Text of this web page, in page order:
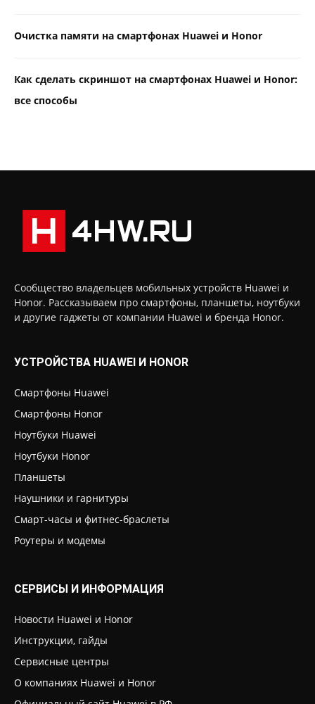
Очистка памяти на смартфонах Huawei и Honor
Как сделать скриншот на смартфонах Huawei и Honor:
все способы
Сообщество владельцев мобильных устройств Huawei и
Honor. Рассказываем про смартфоны, планшеты, ноутбуки
и другие гаджеты от компании Huawei и бренда Honor.
УСТРОЙСТВА HUAWEI И HONOR
Смартфоны Huawei
Смартфоны Honor
Ноутбуки Huawei
Ноутбуки Honor
Планшеты
Наушники и гарнитуры
Смарт-часы и фитнес-браслеты
Роутеры и модемы
СЕРВИСЫ И ИНФОРМАЦИЯ
Новости Huawei и Honor
Инструкции, гайды
Сервисные центры
О компаниях Huawei и Honor